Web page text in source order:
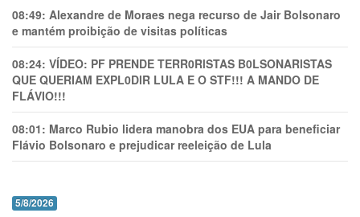
08:49: Alexandre de Moraes nega recurso de Jair Bolsonaro
e mantém proibição de visitas políticas
08:24: VÍDEO: PF PRENDE TERR0RlSTAS B0LSONARlSTAS
QUE QUERIAM EXPL0DlR LULA E O STF!!! A MANDO DE
FLÁVIO!!!
08:01: Marco Rubio lidera manobra dos EUA para beneficiar
Flávio Bolsonaro e prejudicar reeleição de Lula
5/8/2026